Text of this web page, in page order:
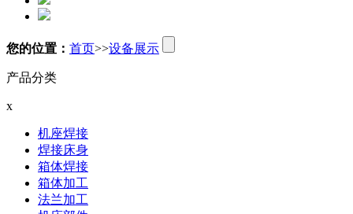
您的位置： 首页>>设备展示
产品分类
x
机座焊接
焊接床身
箱体焊接
箱体加工
法兰加工